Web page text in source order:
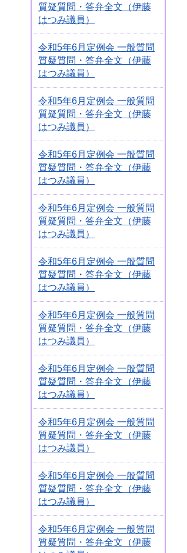
質疑質問・答弁全文（伊藤
はつみ議員）
令和5年6月定例会 一般質問
質疑質問・答弁全文（伊藤
はつみ議員）
令和5年6月定例会 一般質問
質疑質問・答弁全文（伊藤
はつみ議員）
令和5年6月定例会 一般質問
質疑質問・答弁全文（伊藤
はつみ議員）
令和5年6月定例会 一般質問
質疑質問・答弁全文（伊藤
はつみ議員）
令和5年6月定例会 一般質問
質疑質問・答弁全文（伊藤
はつみ議員）
令和5年6月定例会 一般質問
質疑質問・答弁全文（伊藤
はつみ議員）
令和5年6月定例会 一般質問
質疑質問・答弁全文（伊藤
はつみ議員）
令和5年6月定例会 一般質問
質疑質問・答弁全文（伊藤
はつみ議員）
令和5年6月定例会 一般質問
質疑質問・答弁全文（伊藤
はつみ議員）
令和5年6月定例会 一般質問
質疑質問・答弁全文（伊藤